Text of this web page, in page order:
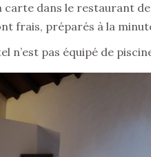
dans le restaurant
frais, préparés à la
n’est pas équipé de